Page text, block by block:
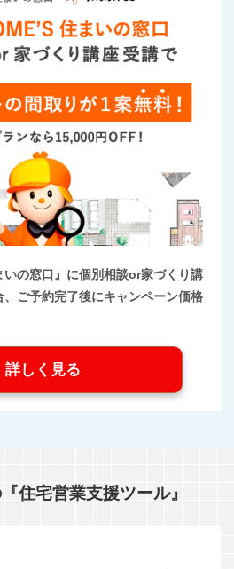
いの窓口』に個別相談or家づくり講
ご予約完了後にキャンペーン価格
しく見る
住宅営業支援ツール』